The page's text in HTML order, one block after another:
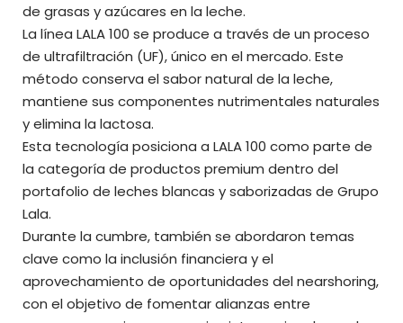
de grasas y azúcares en la leche.
La línea LALA 100 se produce a través de un proceso
de ultrafiltración (UF), único en el mercado. Este
método conserva el sabor natural de la leche,
mantiene sus componentes nutrimentales naturales
y elimina la lactosa.
Esta tecnología posiciona a LALA 100 como parte de
la categoría de productos premium dentro del
portafolio de leches blancas y saborizadas de Grupo
Lala.
Durante la cumbre, también se abordaron temas
clave como la inclusión financiera y el
aprovechamiento de oportunidades del nearshoring,
con el objetivo de fomentar alianzas entre